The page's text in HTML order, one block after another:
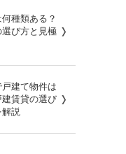
種類ある？
び方と見極
建て物件は
建賃貸の選び
説